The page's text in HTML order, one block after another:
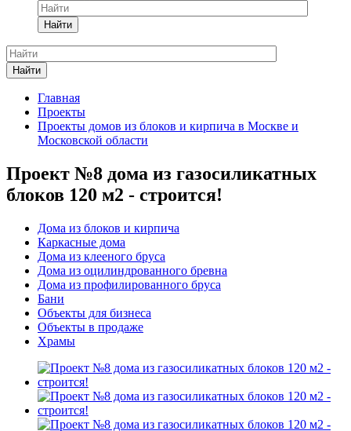
Найти
Найти
Главная
Проекты
Проекты домов из блоков и кирпича в Москве и
Московской области
Проект №8 дома из газосиликатных
блоков 120 м2 - строится!
Дома из блоков и кирпича
Каркасные дома
Дома из клееного бруса
Дома из оцилиндрованного бревна
Дома из профилированного бруса
Бани
Объекты для бизнеса
Объекты в продаже
Храмы